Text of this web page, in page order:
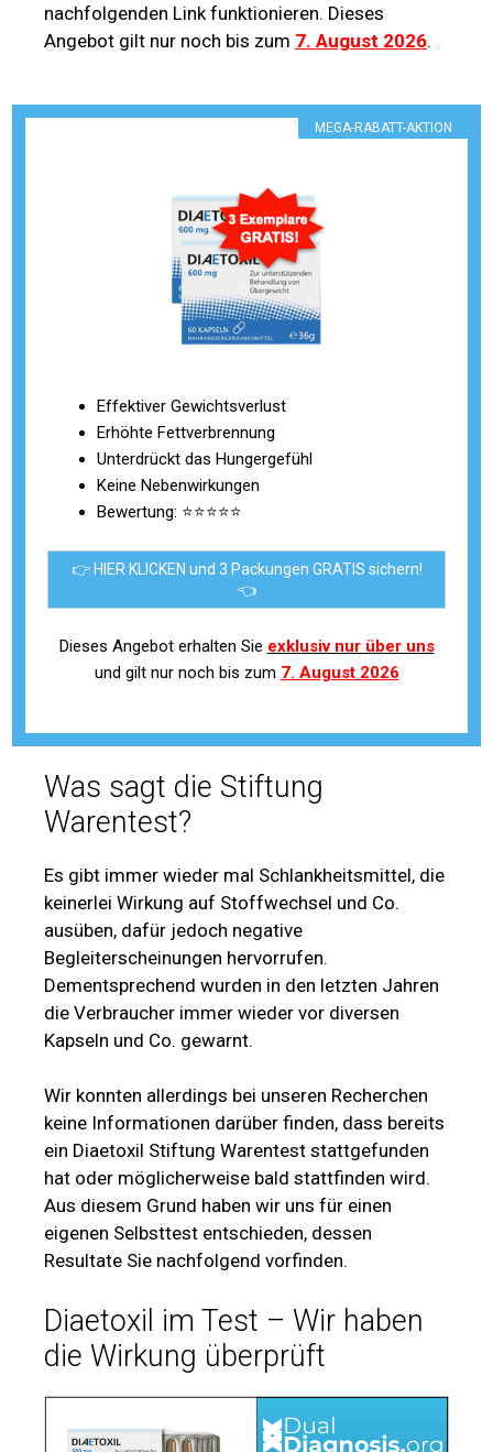
nachfolgenden Link funktionieren. Dieses
Angebot gilt nur noch bis zum 7. August 2026.
MEGA-RABATT-AKTION
Effektiver Gewichtsverlust
Erhöhte Fettverbrennung
Unterdrückt das Hungergefühl
Keine Nebenwirkungen
Bewertung: ⭐⭐⭐⭐⭐
👉 HIER KLICKEN und 3 Packungen GRATIS sichern!
👈
Dieses Angebot erhalten Sie exklusiv nur über uns
und gilt nur noch bis zum 7. August 2026
Was sagt die Stiftung
Warentest?
Es gibt immer wieder mal Schlankheitsmittel, die
keinerlei Wirkung auf Stoffwechsel und Co.
ausüben, dafür jedoch negative
Begleiterscheinungen hervorrufen.
Dementsprechend wurden in den letzten Jahren
die Verbraucher immer wieder vor diversen
Kapseln und Co. gewarnt.
Wir konnten allerdings bei unseren Recherchen
keine Informationen darüber finden, dass bereits
ein Diaetoxil Stiftung Warentest stattgefunden
hat oder möglicherweise bald stattfinden wird.
Aus diesem Grund haben wir uns für einen
eigenen Selbsttest entschieden, dessen
Resultate Sie nachfolgend vorfinden.
Diaetoxil im Test – Wir haben
die Wirkung überprüft